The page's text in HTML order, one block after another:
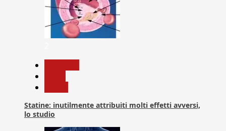
Statine: inutilmente attribuiti molti effetti avversi,
lo studio